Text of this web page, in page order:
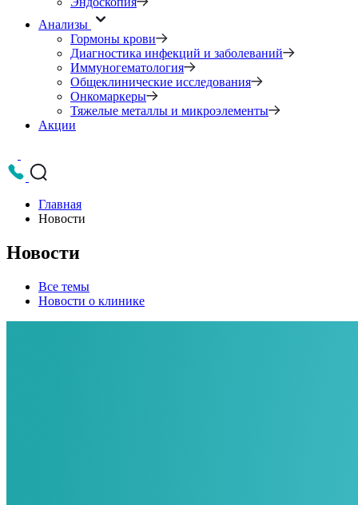
Анализы
Гормоны крови
Диагностика инфекций и заболеваний
Иммуногематология
Общеклинические исследования
Онкомаркеры
Тяжелые металлы и микроэлементы
Акции
Главная
Новости
Новости
Все темы
Новости о клинике